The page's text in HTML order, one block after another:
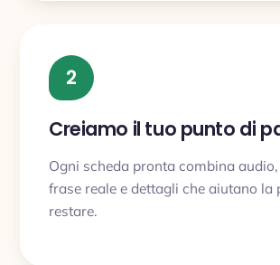
2
Creiamo il tuo punto di
Ogni scheda pronta combina
frase reale e dettagli che aiutano la
restare.